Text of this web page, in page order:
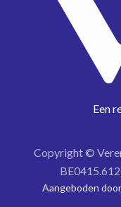
Een
Copyright ©
Aangeboden door